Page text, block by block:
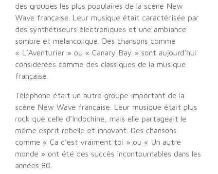
des groupes les plus populaires de la scène New
Wave française. Leur musique était caractérisée par
des synthétiseurs électroniques et une ambiance
sombre et mélancolique. Des chansons comme
« L’Aventurier » ou « Canary Bay » sont aujourd’hui
considérées comme des classiques de la musique
française.
Téléphone était un autre groupe important de la
scène New Wave française. Leur musique était plus
rock que celle d’Indochine, mais elle partageait le
même esprit rebelle et innovant. Des chansons
comme « Ça c’est vraiment toi » ou « Un autre
monde » ont été des succès incontournables dans les
années 80.